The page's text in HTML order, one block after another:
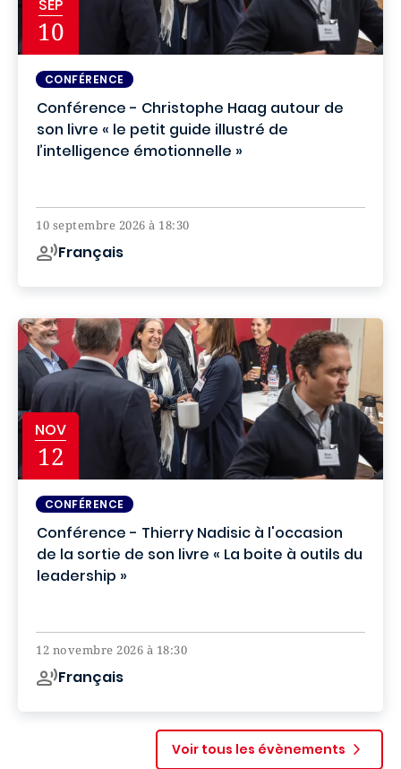
SEP
10
CONFÉRENCE
Conférence - Christophe Haag autour de
son livre « le petit guide illustré de
l’intelligence émotionnelle »
10 septembre 2026 à 18:30
Français
NOV
12
CONFÉRENCE
Conférence - Thierry Nadisic à l'occasion
de la sortie de son livre « La boite à outils du
leadership »
12 novembre 2026 à 18:30
Français
Voir tous les évènements